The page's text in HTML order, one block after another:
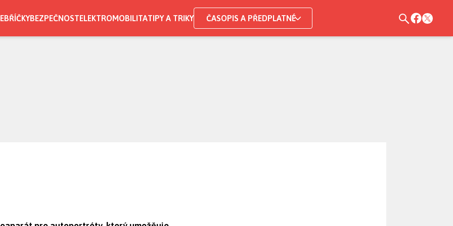
BEZPEČNOSTELEKTROMOBILITATIPY A TRIKY ČASOPIS A PŘEDPLATNÉ